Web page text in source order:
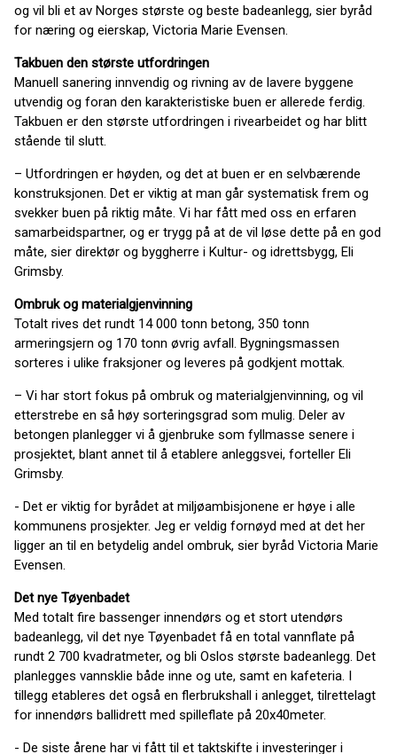
og vil bli et av Norges største og beste badeanlegg, sier byråd
for næring og eierskap, Victoria Marie Evensen.
Takbuen den største utfordringen
Manuell sanering innvendig og rivning av de lavere byggene
utvendig og foran den karakteristiske buen er allerede ferdig.
Takbuen er den største utfordringen i rivearbeidet og har blitt
stående til slutt.
– Utfordringen er høyden, og det at buen er en selvbærende
konstruksjonen. Det er viktig at man går systematisk frem og
svekker buen på riktig måte. Vi har fått med oss en erfaren
samarbeidspartner, og er trygg på at de vil løse dette på en god
måte, sier direktør og byggherre i Kultur- og idrettsbygg, Eli
Grimsby.
Ombruk og materialgjenvinning
Totalt rives det rundt 14 000 tonn betong, 350 tonn
armeringsjern og 170 tonn øvrig avfall. Bygningsmassen
sorteres i ulike fraksjoner og leveres på godkjent mottak.
– Vi har stort fokus på ombruk og materialgjenvinning, og vil
etterstrebe en så høy sorteringsgrad som mulig. Deler av
betongen planlegger vi å gjenbruke som fyllmasse senere i
prosjektet, blant annet til å etablere anleggsvei, forteller Eli
Grimsby.
- Det er viktig for byrådet at miljøambisjonene er høye i alle
kommunens prosjekter. Jeg er veldig fornøyd med at det her
ligger an til en betydelig andel ombruk, sier byråd Victoria Marie
Evensen.
Det nye Tøyenbadet
Med totalt fire bassenger innendørs og et stort utendørs
badeanlegg, vil det nye Tøyenbadet få en total vannflate på
rundt 2 700 kvadratmeter, og bli Oslos største badeanlegg. Det
planlegges vannsklie både inne og ute, samt en kafeteria. I
tillegg etableres det også en flerbrukshall i anlegget, tilrettelagt
for innendørs ballidrett med spilleflate på 20x40meter.
- De siste årene har vi fått til et taktskifte i investeringer i